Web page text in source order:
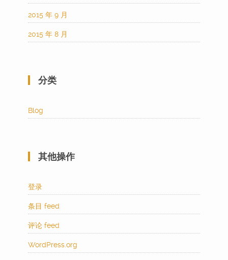
2015 年 9 月
2015 年 8 月
分类
Blog
其他操作
登录
条目 feed
评论 feed
WordPress.org